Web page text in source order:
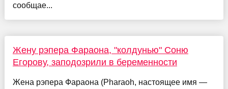
сообщае...
Жену рэпера Фараона, "колдунью" Соню
Егорову, заподозрили в беременности
Жена рэпера Фараона (Pharaoh, настоящее имя —